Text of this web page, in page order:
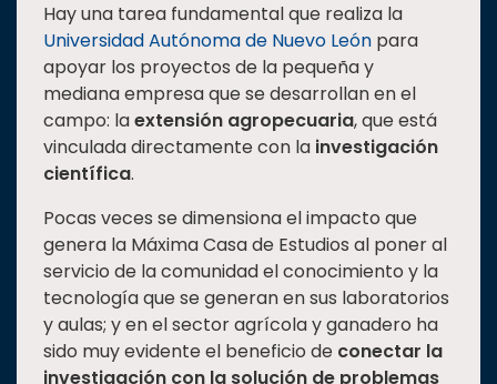
Estudiantes
Rectoría
Investigación
Internacionalización
Responsabilidad
social
Vinculación
Historia
Universiada
Nacional
Hay una tarea fundamental que realiza la
Universidad Autónoma de Nuevo León para
apoyar los proyectos de la pequeña y
mediana empresa que se desarrollan en el
campo: laextensión agropecuaria, que está
vinculada directamente con la investigación
científica.
Pocas veces se dimensiona el impacto que
genera la Máxima Casa de Estudios al poner al
servicio de la comunidad el conocimiento y la
tecnología que se generan en sus laboratorios
y aulas; y en el sector agrícola y ganadero ha
sido muy evidente el beneficio de conectar la
investigación con la solución de problemas